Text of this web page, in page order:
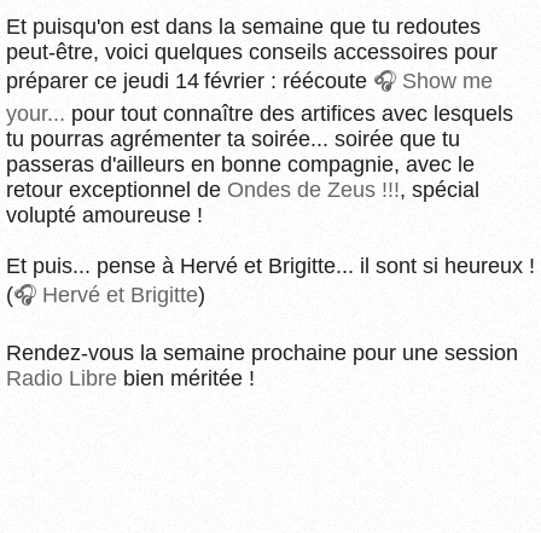
Et puisqu'on est dans la semaine que tu redoutes
peut-être, voici quelques conseils accessoires pour
préparer ce jeudi 14 février : réécoute
Show me
your... pour tout connaître des artifices avec lesquels
tu pourras agrémenter ta soirée... soirée que tu
passeras d'ailleurs en bonne compagnie, avec le
retour exceptionnel de Ondes de Zeus !!!, spécial
volupté amoureuse !
Et puis... pense à Hervé et Brigitte... il sont si heureux !
(
Hervé et Brigitte)
Rendez-vous la semaine prochaine pour une session
Radio Libre bien méritée !